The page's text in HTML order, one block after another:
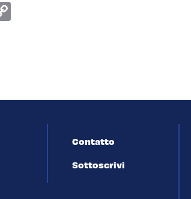
Contatto
Sottoscrivi